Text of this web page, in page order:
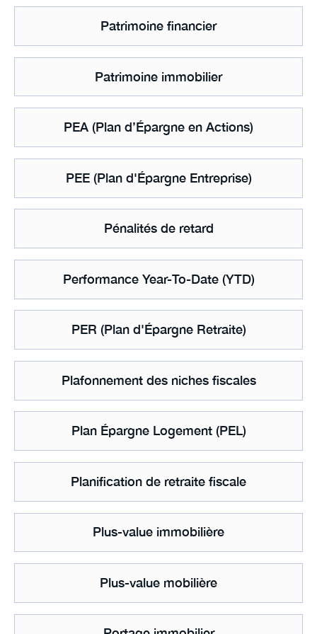
Patrimoine financier
Patrimoine immobilier
PEA (Plan d’Épargne en Actions)
PEE (Plan d'Épargne Entreprise)
Pénalités de retard
Performance Year-To-Date (YTD)
PER (Plan d'Épargne Retraite)
Plafonnement des niches fiscales
Plan Épargne Logement (PEL)
Planification de retraite fiscale
Plus-value immobilière
Plus-value mobilière